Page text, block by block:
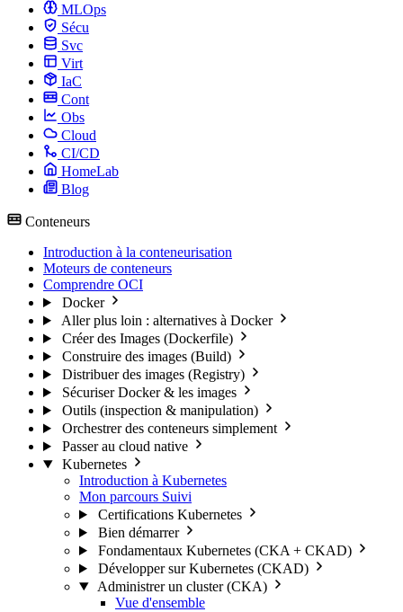
MLOps
Sécu
Svc
Virt
IaC
Cont
Obs
Cloud
CI/CD
HomeLab
Blog
Conteneurs
Introduction à la conteneurisation
Moteurs de conteneurs
Comprendre OCI
Docker
Aller plus loin : alternatives à Docker
Créer des Images (Dockerfile)
Construire des images (Build)
Distribuer des images (Registry)
Sécuriser Docker & les images
Outils (inspection & manipulation)
Orchestrer des conteneurs simplement
Passer au cloud native
Kubernetes
Introduction à Kubernetes
Mon parcours Suivi
Certifications Kubernetes
Bien démarrer
Fondamentaux Kubernetes (CKA + CKAD)
Développer sur Kubernetes (CKAD)
Administrer un cluster (CKA)
Vue d'ensemble